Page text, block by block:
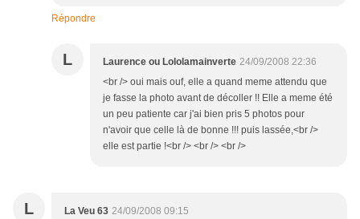
Répondre
L Laurence ou Lololamainverte 24/09/2008 22:36
<br /> oui mais ouf, elle a quand meme attendu que
je fasse la photo avant de décoller !! Elle a meme été
un peu patiente car j'ai bien pris 5 photos pour
n'avoir que celle là de bonne !!! puis lassée,<br />
elle est partie !<br /> <br /> <br />
L La Veu 63 24/09/2008 09:15